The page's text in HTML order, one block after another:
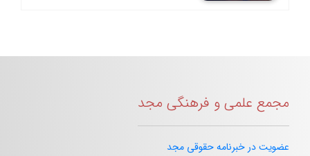
مجمع علمی و فرهنگی مجد
عضویت در خبرنامه حقوقی مجد